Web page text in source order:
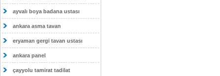
ayvalı boya badana ustası
ankara asma tavan
eryaman gergi tavan ustası
ankara panel
çayyolu tamirat tadilat